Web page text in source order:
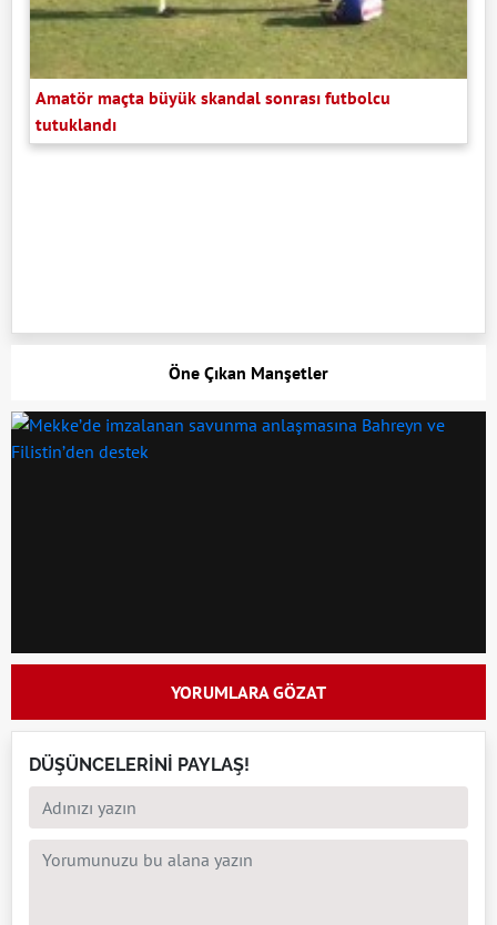
Amatör maçta büyük skandal sonrası futbolcu
tutuklandı
Öne Çıkan Manşetler
YORUMLARA GÖZAT
DÜŞÜNCELERİNİ PAYLAŞ!